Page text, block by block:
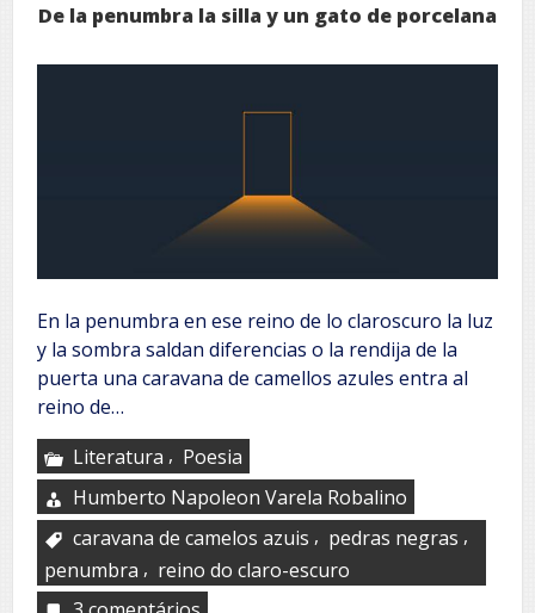
De la penumbra la silla y un gato de porcelana
En la penumbra en ese reino de lo claroscuro la luz
y la sombra saldan diferencias o la rendija de la
puerta una caravana de camellos azules entra al
reino de…
Literatura , Poesia
Humberto Napoleon Varela Robalino
caravana de camelos azuis , pedras negras ,
penumbra , reino do claro-escuro